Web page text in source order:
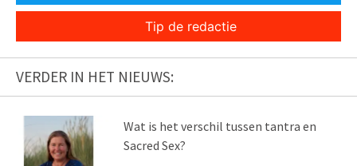
Tip de redactie
VERDER IN HET NIEUWS:
Wat is het verschil tussen tantra en
Sacred Sex?